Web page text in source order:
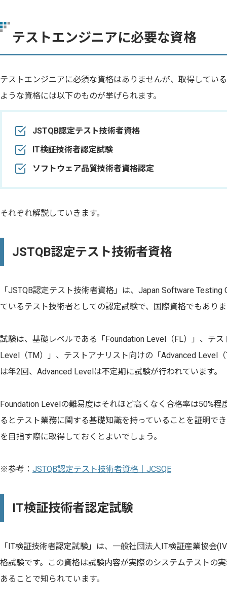
テストエンジニアに必要な資格
テストエンジニアに必須な資格はありませんが、取得してい
ような資格には以下のものが挙げられます。
JSTQB認定テスト技術者資格
IT検証技術者認定試験
ソフトウェア品質技術者資格認定
それぞれ解説していきます。
JSTQB認定テスト技術者資格
「JSTQB認定テスト技術者資格」は、Japan Software
ているテスト技術者としての認定試験で、国際資格でもあり
試験は、基礎レベルである「Foundation Level（FL）」、テ
Level（TM）」、テストアナリスト向けの「Advanced Level
は年2回、Advanced Levelは不定期に試験が行われています。
Foundation Levelの難易度はそれほど高くなく合格率は50%程
るとテスト業務に関する基礎知識を持っていることを証明で
を目指す際に取得しておくとよいでしょう。
※参考： JSTQB認定テスト技術者資格｜JCSQE
IT検証技術者認定試験
「IT検証技術者認定試験」は、一般社団法人IT検証産業協会
格試験です。この資格は試験内容が実際のシステムテストの
あることで知られています。